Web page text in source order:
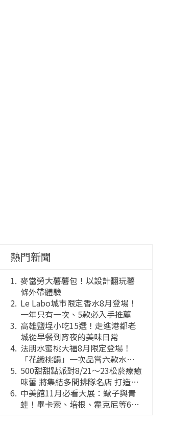
熱門新聞
麥當勞大薯薯包！以設計翻玩薯
條外帶體驗
Le Labo城市限定香水8月登場！
一年只有一次、5款必入手推薦
高雄鹽埕小吃15選！走進港都老
城從早餐到宵夜的美味日常
法朋水蜜桃大福8月限定登場！
「花織桃韻」一次品嘗六款水蜜
桃花果大福
500甜甜點派對8/21～23松菸療癒
味蕾 將集結多間排隊名店 打造靈
感創意的舞台
中美館11月必看大展：蠍子與青
蛙！畢卡索、培根、霍克尼等66